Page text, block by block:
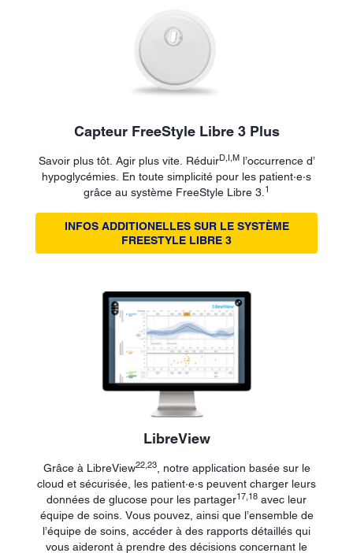
Capteur FreeStyle Libre 3 Plus
Savoir plus tôt. Agir plus vite. RéduirD,I,Ml’occurrence d’
hypoglycémies. En toute simplicité pour les patient·e·s
grâce au système FreeStyle Libre 3. 1
INFOS ADDITIONELLES SUR LE SYSTÈME
FREESTYLE LIBRE 3
LibreView
Grâce à LibreView22,23, notre application basée sur le
cloud et sécurisée, les patient·e·s peuvent charger leurs
données de glucose pour les partager17,18 avec leur
équipe de soins. Vous pouvez, ainsi que l’ensemble de
l’équipe de soins, accéder à des rapports détaillés qui
vous aideront à prendre des décisions concernant le